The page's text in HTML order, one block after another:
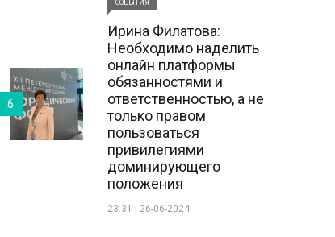
СОБЫТИЯ
Ирина Филатова:
Необходимо наделить
онлайн платформы
обязанностями и
ответственностью, а не
только правом
пользоваться
привилегиями
доминирующего
положения
23:31 | 26-06-2024
6